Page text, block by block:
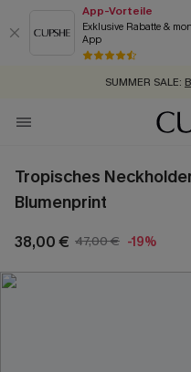
App-Vorteile
Exklusive Rabatte &
App
GRATIS MASSBAND MIT
SUMMER SALE:
ZUM NEWSLETTER:BIS
Tropisches
Blumenprint
38,00 € 47,00 € -19%